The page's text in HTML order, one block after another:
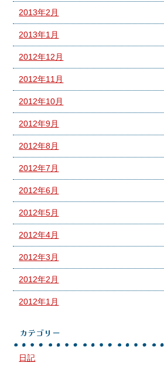
2013年2月
2013年1月
2012年12月
2012年11月
2012年10月
2012年9月
2012年8月
2012年7月
2012年6月
2012年5月
2012年4月
2012年3月
2012年2月
2012年1月
カテゴリー
日記